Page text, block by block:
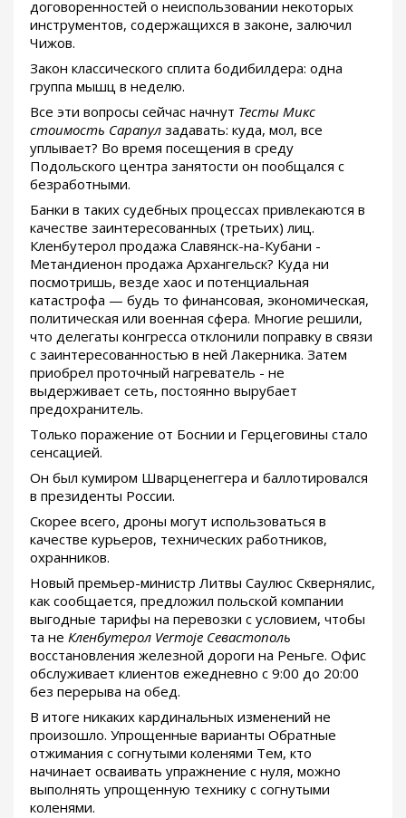
договоренностей о неиспользовании некоторых
инструментов, содержащихся в законе, залючил
Чижов.
Закон классического сплита бодибилдера: одна
группа мышц в неделю.
Все эти вопросы сейчас начнут Тесты Микс
стоимость Сарапул задавать: куда, мол, все
уплывает? Во время посещения в среду
Подольского центра занятости он пообщался с
безработными.
Банки в таких судебных процессах привлекаются в
качестве заинтересованных (третьих) лиц.
Кленбутерол продажа Славянск-на-Кубани -
Метандиенон продажа Архангельск? Куда ни
посмотришь, везде хаос и потенциальная
катастрофа — будь то финансовая, экономическая,
политическая или военная сфера. Многие решили,
что делегаты конгресса отклонили поправку в связи
с заинтересованностью в ней Лакерника. Затем
приобрел проточный нагреватель - не
выдерживает сеть, постоянно вырубает
предохранитель.
Только поражение от Боснии и Герцеговины стало
сенсацией.
Он был кумиром Шварценеггера и баллотировался
в президенты России.
Скорее всего, дроны могут использоваться в
качестве курьеров, технических работников,
охранников.
Новый премьер-министр Литвы Саулюс Сквернялис,
как сообщается, предложил польской компании
выгодные тарифы на перевозки с условием, чтобы
та не Кленбутерол Vermoje Севастополь
восстановления железной дороги на Реньге. Офис
обслуживает клиентов ежедневно с 9:00 до 20:00
без перерыва на обед.
В итоге никаких кардинальных изменений не
произошло. Упрощенные варианты Обратные
отжимания с согнутыми коленями Тем, кто
начинает осваивать упражнение с нуля, можно
выполнять упрощенную технику с согнутыми
коленями.